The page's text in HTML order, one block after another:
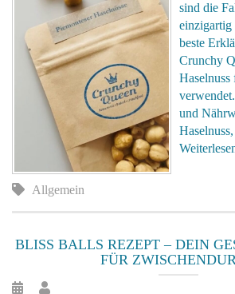
sind die
einzigartig
beste
Crunchy
und
Allgemein
BLISS BALLS REZEPT – DEIN
FÜR